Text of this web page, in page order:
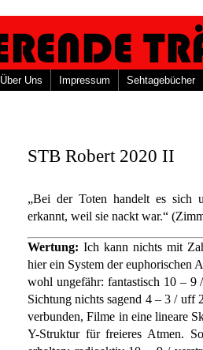
Über Uns Impressum Sehtagebücher
STB Robert 2020 II
„Bei der Toten handelt es sich
erkannt, weil sie nackt war.“
Wertung:Ich kann nichts mit
hier ein System der euphorischen
wohl ungefähr: fantastisch 10 –
Sichtung nichts sagend 4 – 3 / uff
verbunden, Filme in eine lineare
Y-Struktur für freieres Atmen.